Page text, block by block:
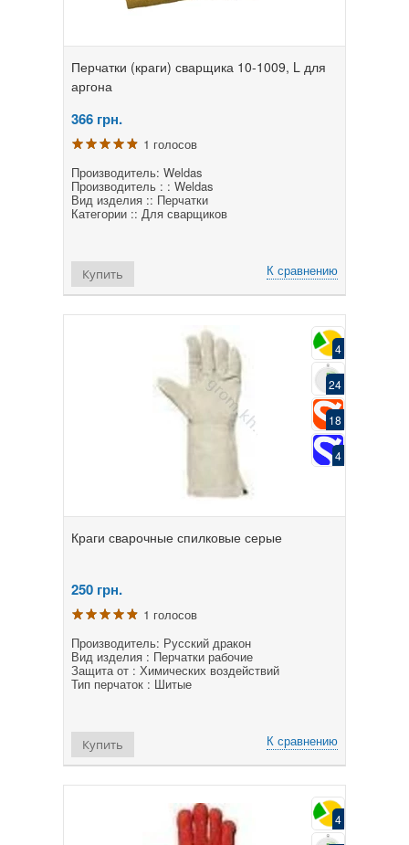
Перчатки (краги) сварщика 10-1009, L для
аргона
366 грн.
1 голосов
Производитель: Weldas
Производитель : : Weldas
Вид изделия :: Перчатки
Категории :: Для сварщиков
К сравнению
Купить
4
24
18
4
Краги сварочные спилковые серые
250 грн.
1 голосов
Производитель: Русский дракон
Вид изделия : Перчатки рабочие
Защита от : Химических воздействий
Тип перчаток : Шитые
К сравнению
Купить
4